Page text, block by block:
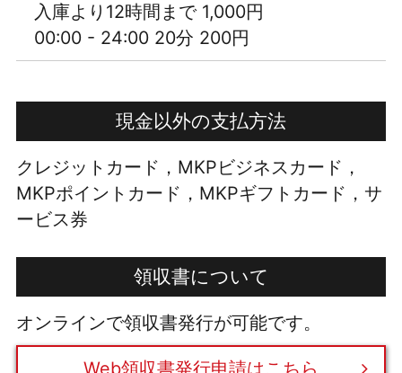
入庫より12時間まで 1,000円
00:00 - 24:00 20分 200円
現金以外の支払方法
クレジットカード，MKPビジネスカード，
MKPポイントカード，MKPギフトカード，サ
ービス券
領収書について
オンラインで領収書発行が可能です。